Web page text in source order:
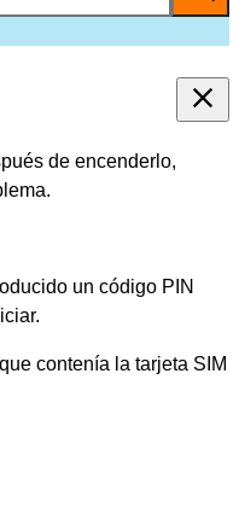
de encenderlo,
un código PIN
contenía la tarjeta SIM